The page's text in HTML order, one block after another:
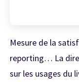
Mesure de la
reporting… La
sur les usages du